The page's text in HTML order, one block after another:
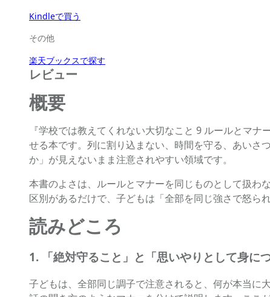
Kindleで買う
その他
楽天ブックスで探す
レビュー
概要
『学校では教えてくれない大切なこと 9 ルールとマ
せる本です。列に割り込まない、時間を守る、あいさ
か」が見えないまま注意されやすい領域です。
本書のよさは、ルールとマナーを同じものとして扱わ
区別があるだけで、子どもは「全部を同じ強さで怒ら
読みどころ
1. 「絶対守ること」と「思いやりとして身に
子どもは、全部同じ調子で注意されると、何が本当に